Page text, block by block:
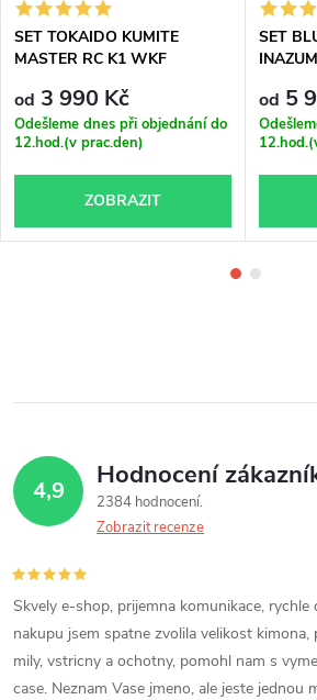
SET TOKAIDO KUMITE
MASTER RC K1 WKF
od 3 990 Kč
Odešleme dnes při objednání do
12.hod.(v prac.den)
ZOBRAZIT
SET
od 5
4,9 Hodnocení
2384 hodnocení
Zobrazit recenze
Skvely e-shop, prijemna komunikace, rychle
nakupu jsem spatne zvolila velikost
mily, vstricny a ochotny, pomohl nam s
case. Neznam Vase jmeno, ale jeste jednou